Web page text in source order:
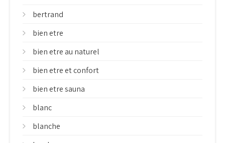
bertrand
bien etre
bien etre au naturel
bien etre et confort
bien etre sauna
blanc
blanche